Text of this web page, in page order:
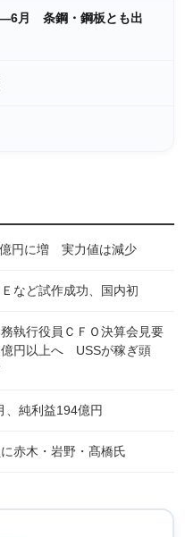
月 条鋼・鋼板とも出
円に増 実力値は減少
など試作成功、国内初
執行役員ＣＦＯ決算会見要
円以上へ USSが稼ぎ頭
純利益194億円
赤木・岩野・髙橋氏